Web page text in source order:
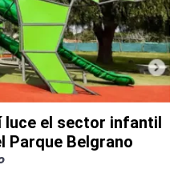
luce el sector infantil
Parque Belgrano